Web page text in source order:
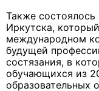
Также состоялось
Иркутска,
международном
будущей
состязания, в
обучающихся из
образовательных